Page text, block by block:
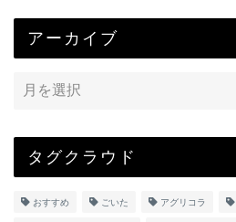
アーカイブ
タグクラウド
おすすめ ごいた アグリコラ